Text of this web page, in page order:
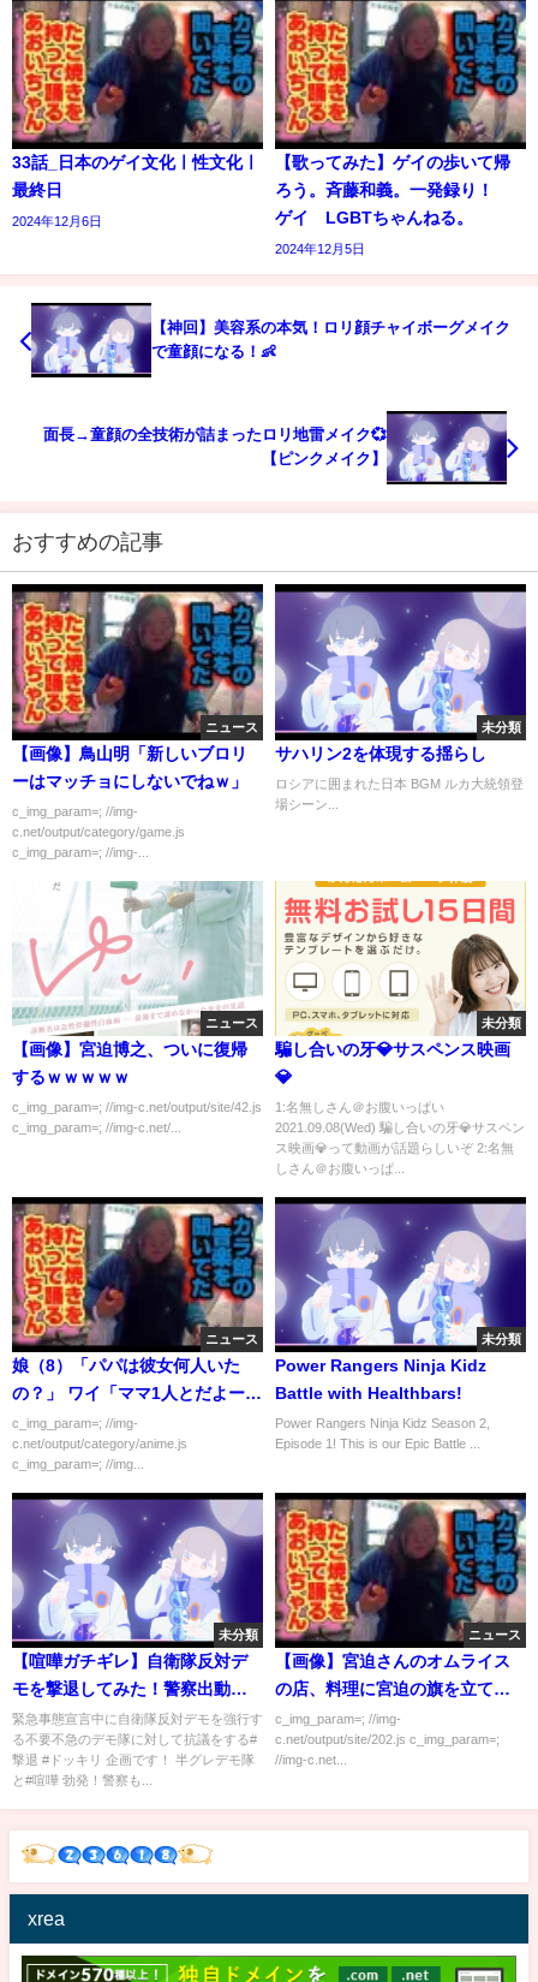
33話_日本のゲイ文化ㅣ性文化ㅣ
最終日
2024年12月6日
【歌ってみた】ゲイの歩いて帰
ろう。斉藤和義。一発録り！
ゲイ LGBTちゃんねる。
2024年12月5日
【神回】美容系の本気！ロリ顔チャイボーグメイク
で童顔になる！👶
面長→童顔の全技術が詰まったロリ地雷メイク💞
【ピンクメイク】
おすすめの記事
ニュース
【画像】鳥山明「新しいブロリ
ーはマッチョにしないでねｗ」
c_img_param=; //img-
c.net/output/category/game.js
c_img_param=; //img-...
未分類
サハリン2を体現する揺らし
ロシアに囲まれた日本 BGM ルカ大統領登
場シーン...
ニュース
【画像】宮迫博之、ついに復帰
するｗｗｗｗｗ
c_img_param=; //img-c.net/output/site/42.js
c_img_param=; //img-c.net/...
未分類
騙し合いの牙💎サスペンス映画
💎
1:名無しさん＠お腹いっぱい
2021.09.08(Wed) 騙し合いの牙💎サスペン
ス映画💎って動画が話題らしいぞ 2:名無
しさん＠お腹いっぱ...
ニュース
娘（8）「パパは彼女何人いた
の？」 ワイ「ママ1人とだよー」
娘「なんで？」 ワイ「え？」
c_img_param=; //img-
c.net/output/category/anime.js
c_img_param=; //img...
未分類
Power Rangers Ninja Kidz
Battle with Healthbars!
Power Rangers Ninja Kidz Season 2,
Episode 1! This is our Epic Battle ...
未分類
【喧嘩ガチギレ】自衛隊反対デ
モを撃退してみた！警察出動！
緊急事態宣言中の不要不急なデ
モへの抗議！
緊急事態宣言中に自衛隊反対デモを強行す
る不要不急のデモ隊に対して抗議をする#
撃退 #ドッキリ 企画です！ 半グレデモ隊
と#喧嘩 勃発！警察も...
ニュース
【画像】宮迫さんのオムライス
の店、料理に宮迫の旗を立てて
しまう
c_img_param=; //img-
c.net/output/site/202.js c_img_param=;
//img-c.net...
xrea